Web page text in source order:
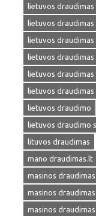
lietuvos draudimas
lietuvos draudimas
lietuvos
lietuvos draudimas
lietuvos draudimas
lietuvos draudimas
lietuvos draudimo
lietuvos draudimo
lituvos draudimas
mano draudimas.lt
masinos
masinos
masinos